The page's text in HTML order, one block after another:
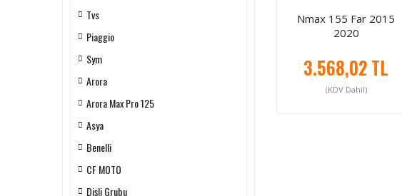
Tvs
Piaggio
Sym
Arora
Arora Max Pro 125
Asya
Benelli
CF MOTO
Dişli Grubu
Nmax 155 Far 2015
2020
3.568,02 TL
(KDV Dahil)